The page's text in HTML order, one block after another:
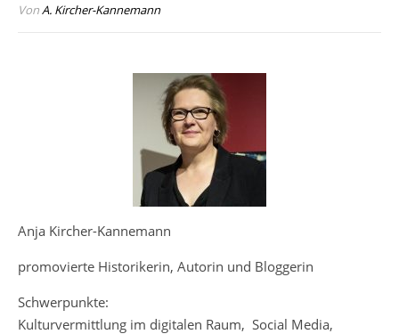
VonA. Kircher-Kannemann
Anja Kircher-Kannemann
promovierte Historikerin, Autorin und Bloggerin
Schwerpunkte:
Kulturvermittlung im digitalen Raum, Social Media,